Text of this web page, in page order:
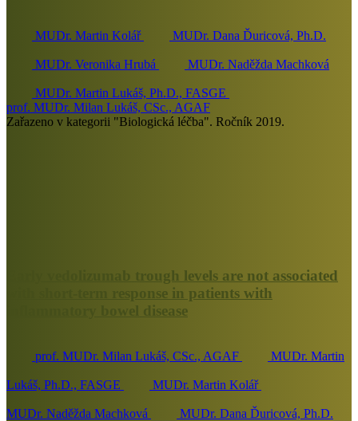
MUDr. Martin Kolář MUDr. Dana Ďuricová, Ph.D.
MUDr. Veronika Hrubá MUDr. Naděžda Machková
MUDr. Martin Lukáš, Ph.D., FASGE
prof. MUDr. Milan Lukáš, CSc., AGAF
Zařazeno v kategorii "Biologická léčba". Ročník 2019.
Early vedolizumab trough levels are not associated
with short-term response in patients with
inflammatory bowel disease
prof. MUDr. Milan Lukáš, CSc., AGAF MUDr. Martin
Lukáš, Ph.D., FASGE MUDr. Martin Kolář
MUDr. Naděžda Machková MUDr. Dana Ďuricová, Ph.D.